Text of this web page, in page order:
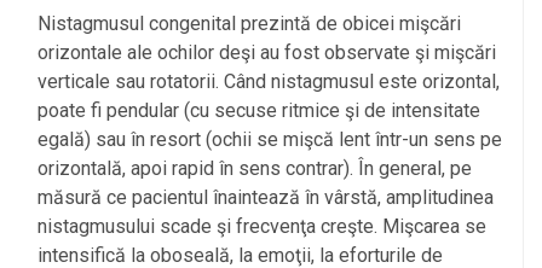
Nistagmusul congenital prezintă de obicei mişcări
orizontale ale ochilor deşi au fost observate şi mişcări
verticale sau rotatorii. Când nistagmusul este orizontal,
poate fi pendular (cu secuse ritmice şi de intensitate
egală) sau în resort (ochii se mişcă lent într-un sens pe
orizontală, apoi rapid în sens contrar). În general, pe
măsură ce pacientul înaintează în vârstă, amplitudinea
nistagmusului scade şi frecvenţa creşte. Mişcarea se
intensifică la oboseală, la emoţii, la eforturile de